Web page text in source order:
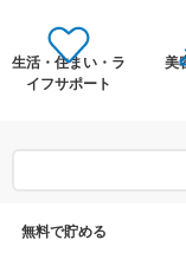
生活・住まい・ラ
イフサポート
美
無料で貯める